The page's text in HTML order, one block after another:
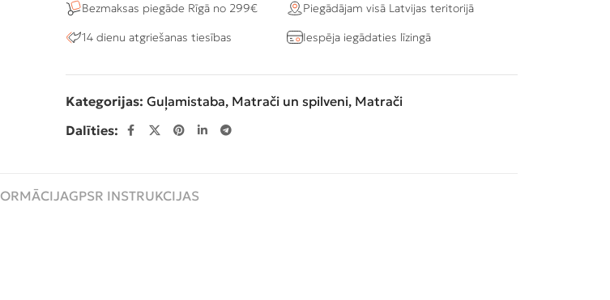
Bezmaksas piegāde Rīgā no 299€
Piegādājam visā Latvijas teritorijā
14 dienu atgriešanas tiesības
Iespēja iegādaties līzingā
Kategorijas: Guļamistaba, Matrači un spilveni, Matrači
Dalīties:
GPSR INSTRUKCIJAS